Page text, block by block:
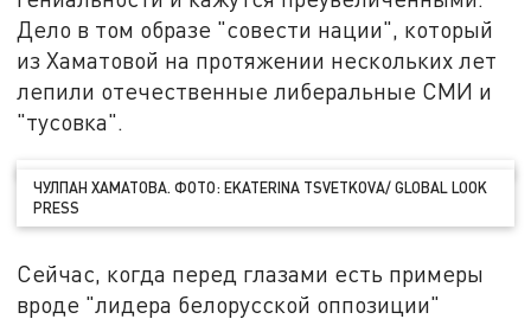
Дело в том образе "совести нации", который
из Хаматовой на протяжении нескольких лет
лепили отечественные либеральные СМИ и
"тусовка".
ЧУЛПАН ХАМАТОВА. ФОТО: EKATERINA TSVETKOVA/ GLOBAL LOOK
PRESS
Сейчас, когда перед глазами есть примеры
вроде "лидера белорусской оппозиции"